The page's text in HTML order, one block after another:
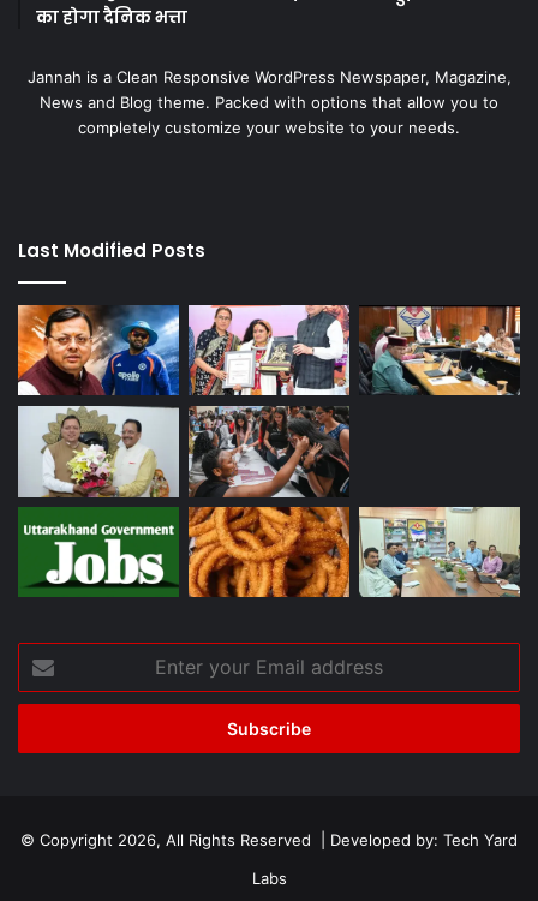
का होगा दैनिक भत्ता
Jannah is a Clean Responsive WordPress Newspaper, Magazine,
News and Blog theme. Packed with options that allow you to
completely customize your website to your needs.
Last Modified Posts
your
Email
© Copyright 2026, All Rights Reserved | Developed by: Tech Yard
Labs